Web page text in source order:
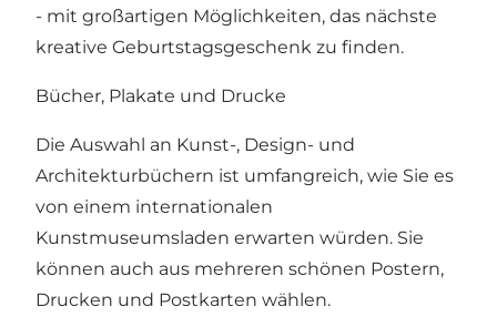
- mit großartigen Möglichkeiten, das nächste
kreative Geburtstagsgeschenk zu finden.
Bücher, Plakate und Drucke
Die Auswahl an Kunst-, Design- und
Architekturbüchern ist umfangreich, wie Sie es
von einem internationalen
Kunstmuseumsladen erwarten würden. Sie
können auch aus mehreren schönen Postern,
Drucken und Postkarten wählen.